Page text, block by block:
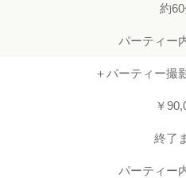
約
パーティー
＋パーティー撮
￥
終了
パーティー